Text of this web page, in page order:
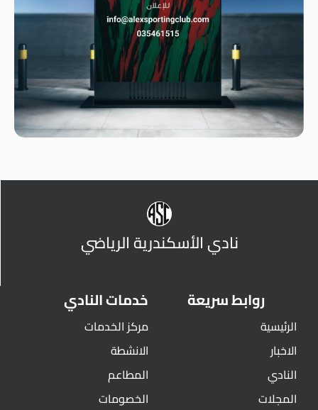
نادي الأسكندرية الرياضي
روابط سريعة
الرئيسية
الاخبار
النادي
المجلات
خدمات النادي
مركز الخدمات
الانشطة
المطاعم
الخصومات